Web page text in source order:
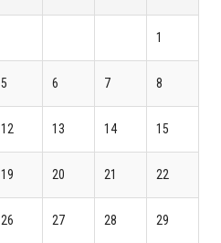
1
5 6 7 8
12 13 14 15
19 20 21 22
26 27 28 29